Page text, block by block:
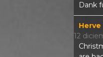
Dank
Herve
12